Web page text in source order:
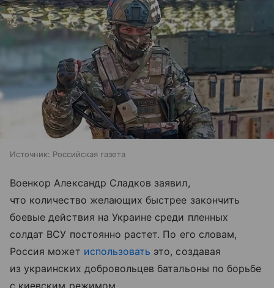
Источник: Российская газета
Военкор Александр Сладков заявил,
что количество желающих быстрее закончить
боевые действия на Украине среди пленных
солдат ВСУ постоянно растет. По его словам,
Россия может использовать это, создавая
из украинских добровольцев батальоны по борьбе